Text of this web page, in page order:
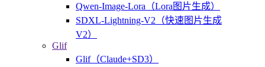
Qwen-Image-Lora（Lora图片生成）
SDXL-Lightning-V2（快速图片生成
V2）
Glif
Glif（Claude+SD3）